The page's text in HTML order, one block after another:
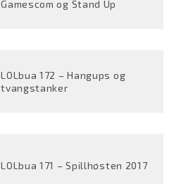
Gamescom og Stand Up
LOLbua 172 – Hangups og
tvangstanker
LOLbua 171 – Spillhøsten 2017